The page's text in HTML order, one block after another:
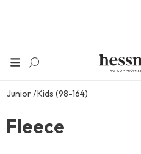
Junior Kids (98-164)
Fleece